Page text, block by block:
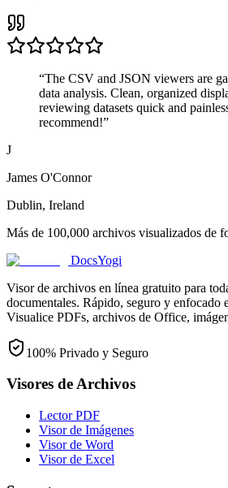
“The CSV and JSON viewers are
data analysis. Clean, organized
reviewing datasets quick and
recommend!”
J
James O'Connor
Dublin, Ireland
Más de 100,000 archivos visualizados de
DocsYogi
Visor de archivos en línea gratuito para
documentales. Rápido, seguro y enfocado
Visualice PDFs, archivos de Office,
100% Privado y Seguro
Visores de Archivos
Lector PDF
Visor de Imágenes
Visor de Word
Visor de Excel